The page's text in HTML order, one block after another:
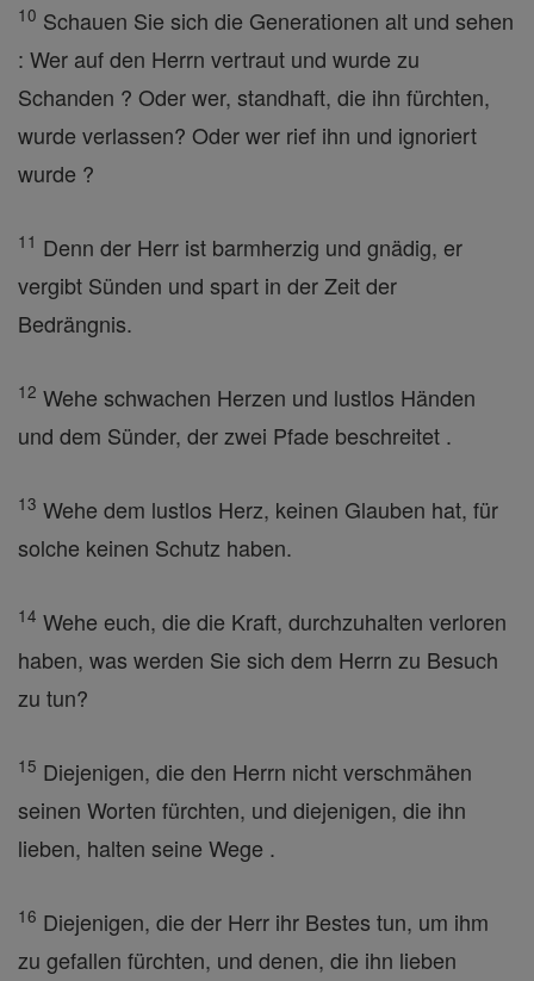
10 Schauen Sie sich die Generationen alt und sehen
: Wer auf den Herrn vertraut und wurde zu
Schanden ? Oder wer, standhaft, die ihn fürchten,
wurde verlassen? Oder wer rief ihn und ignoriert
wurde ?
11 Denn der Herr ist barmherzig und gnädig, er
vergibt Sünden und spart in der Zeit der
Bedrängnis.
12 Wehe schwachen Herzen und lustlos Händen
und dem Sünder, der zwei Pfade beschreitet .
13 Wehe dem lustlos Herz, keinen Glauben hat, für
solche keinen Schutz haben.
14 Wehe euch, die die Kraft, durchzuhalten verloren
haben, was werden Sie sich dem Herrn zu Besuch
zu tun?
15 Diejenigen, die den Herrn nicht verschmähen
seinen Worten fürchten, und diejenigen, die ihn
lieben, halten seine Wege .
16 Diejenigen, die der Herr ihr Bestes tun, um ihm
zu gefallen fürchten, und denen, die ihn lieben